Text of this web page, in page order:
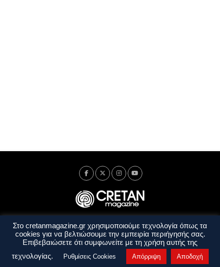
Ταυτότητα Πολιτική Απορρήτου
Όροι Χρήσης
Όροι και Προϋποθέσεις
Στο cretanmagazine.gr χρησιμοποιούμε τεχνολογία όπως τα
cookies για να βελτιώσουμε την εμπειρία περιήγησής σας.
Επιβεβαιώσετε ότι συμφωνείτε με τη χρήση αυτής της
τεχνολογίας.
Ρυθμίσεις Cookies Απόρριψη Αποδοχή